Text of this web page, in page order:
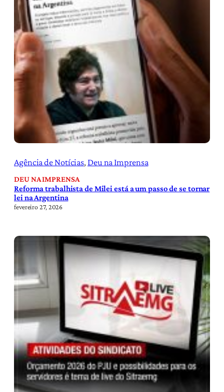
Agência de Notícias, Deu na Imprensa
DEU NA IMPRENSA
Reforma trabalhista de Milei está a um passo de se tornar
lei na Argentina
fevereiro 27, 2026